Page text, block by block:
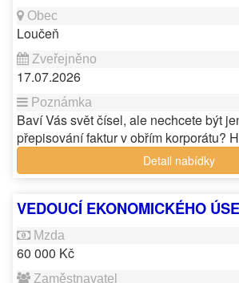
Loučeň
17.07.2026
Baví Vás svět čísel, ale nechcete být
přepisování faktur v obřím korporátu?
Detail nabídky
VEDOUCÍ EKONOMICKÉHO
60 000 Kč